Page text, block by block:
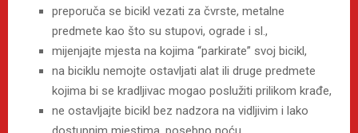
preporuča se bicikl vezati za čvrste, metalne
predmete kao što su stupovi, ograde i sl.,
mijenjajte mjesta na kojima “parkirate” svoj bicikl,
na biciklu nemojte ostavljati alat ili druge predmete
kojima bi se kradljivac mogao poslužiti prilikom krađe,
ne ostavljajte bicikl bez nadzora na vidljivim i lako